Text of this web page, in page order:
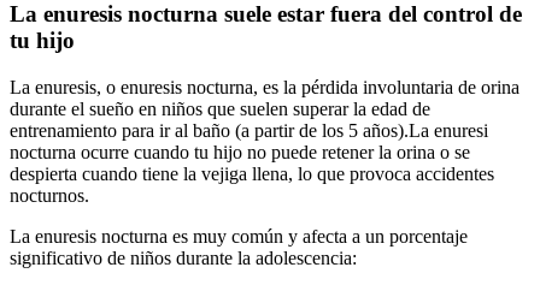
La enuresis nocturna suele estar fuera del control de
tu hijo
La enuresis, o enuresis nocturna, es la pérdida involuntaria de orina
durante el sueño en niños que suelen superar la edad de
entrenamiento para ir al baño (a partir de los 5 años).La enuresi
nocturna ocurre cuando tu hijo no puede retener la orina o se
despierta cuando tiene la vejiga llena, lo que provoca accidentes
nocturnos.
La enuresis nocturna es muy común y afecta a un porcentaje
significativo de niños durante la adolescencia: